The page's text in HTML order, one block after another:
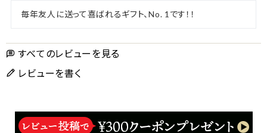
すべてのレビューを見る
レビューを書く